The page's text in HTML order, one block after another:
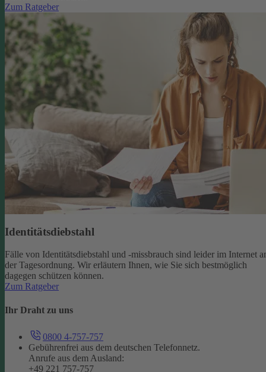
Zum Ratgeber
Identitätsdiebstahl
Fälle von Identitätsdiebstahl und -missbrauch sind leider im Internet
der Tagesordnung. Wir erläutern Ihnen, wie Sie sich bestmöglich
dagegen schützen können.
Zum Ratgeber
Ihr Draht zu uns
0800 4-757-757
Gebührenfrei aus dem deutschen Telefonnetz.
Anrufe aus dem Ausland:
+49 221 757-757